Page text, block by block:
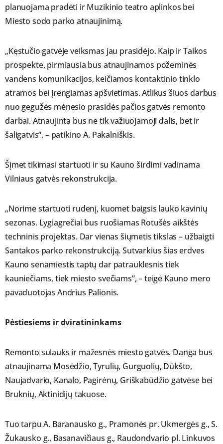
planuojama pradėti ir Muzikinio teatro aplinkos bei
Miesto sodo parko atnaujinimą.
„Kęstučio gatvėje veiksmas jau prasidėjo. Kaip ir Taikos
prospekte, pirmiausia bus atnaujinamos požeminės
vandens komunikacijos, keičiamos kontaktinio tinklo
atramos bei įrengiamas apšvietimas. Atlikus šiuos darbus
nuo gegužės mėnesio prasidės pačios gatvės remonto
darbai. Atnaujinta bus ne tik važiuojamoji dalis, bet ir
šaligatvis“, – patikino A. Pakalniškis.
Šįmet tikimasi startuoti ir su Kauno širdimi vadinama
Vilniaus gatvės rekonstrukcija.
„Norime startuoti rudenį, kuomet baigsis lauko kavinių
sezonas. Lygiagrečiai bus ruošiamas Rotušės aikštės
techninis projektas. Dar vienas šiųmetis tikslas – užbaigti
Santakos parko rekonstrukciją. Sutvarkius šias erdves
Kauno senamiestis taptų dar patrauklesnis tiek
kauniečiams, tiek miesto svečiams“, – teigė Kauno mero
pavaduotojas Andrius Palionis.
Pėstiesiems ir dviratininkams
Remonto sulauks ir mažesnės miesto gatvės. Danga bus
atnaujinama Mosėdžio, Tyrulių, Gurguolių, Dūkšto,
Naujadvario, Kanalo, Pagirėnų, Griškabūdžio gatvėse bei
Bruknių, Aktinidijų takuose.
Tuo tarpu A. Baranausko g., Pramonės pr. Ukmergės g., S.
Žukausko g., Basanavičiaus g., Raudondvario pl. Linkuvos